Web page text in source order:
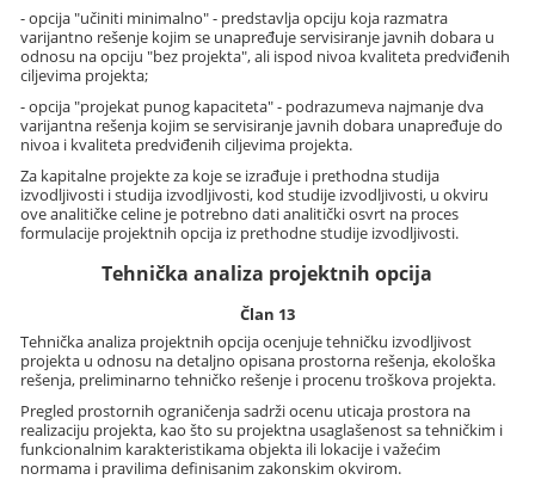
- opcija "učiniti minimalno" - predstavlja opciju koja razmatra
varijantno rešenje kojim se unapređuje servisiranje javnih dobara u
odnosu na opciju "bez projekta", ali ispod nivoa kvaliteta predviđenih
ciljevima projekta;
- opcija "projekat punog kapaciteta" - podrazumeva najmanje dva
varijantna rešenja kojim se servisiranje javnih dobara unapređuje do
nivoa i kvaliteta predviđenih ciljevima projekta.
Za kapitalne projekte za koje se izrađuje i prethodna studija
izvodljivosti i studija izvodljivosti, kod studije izvodljivosti, u okviru
ove analitičke celine je potrebno dati analitički osvrt na proces
formulacije projektnih opcija iz prethodne studije izvodljivosti.
Tehnička analiza projektnih opcija
Član 13
Tehnička analiza projektnih opcija ocenjuje tehničku izvodljivost
projekta u odnosu na detaljno opisana prostorna rešenja, ekološka
rešenja, preliminarno tehničko rešenje i procenu troškova projekta.
Pregled prostornih ograničenja sadrži ocenu uticaja prostora na
realizaciju projekta, kao što su projektna usaglašenost sa tehničkim i
funkcionalnim karakteristikama objekta ili lokacije i važećim
normama i pravilima definisanim zakonskim okvirom.